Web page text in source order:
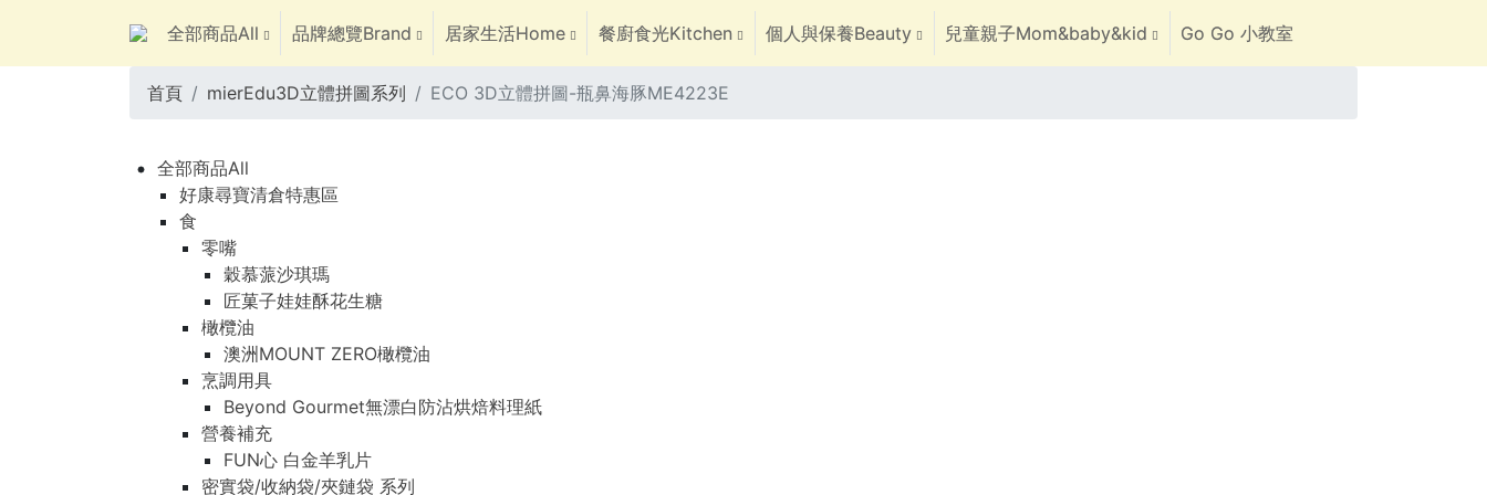
全部商品All 品牌總覽Brand 居家生活Home 餐廚食光Kitchen 個人與保養Beauty 兒童親子Mom&baby&kid Go Go 小教室
首頁 mierEdu3D立體拼圖系列 ECO 3D立體拼圖-瓶鼻海豚ME4223E
全部商品All
好康尋寶清倉特惠區
食
零嘴
穀慕蒎沙琪瑪
匠菓子娃娃酥花生糖
橄欖油
澳洲MOUNT ZERO橄欖油
烹調用具
Beyond Gourmet無漂白防沾烘焙料理紙
營養補充
FUN心 白金羊乳片
密實袋/收納袋/夾鏈袋 系列